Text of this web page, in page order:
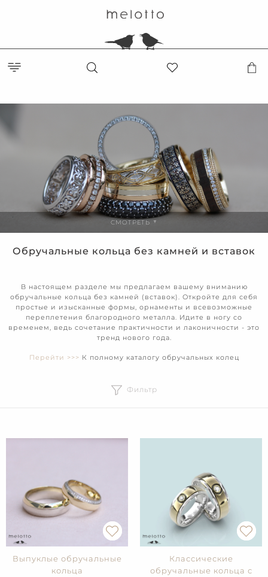
СМОТРЕТЬ ▼
Обручальные кольца без камней и вставок
В настоящем разделе мы предлагаем вашему вниманию
обручальные кольца без камней (вставок). Откройте для себя
простые и изысканные формы, орнаменты и всевозможные
переплетения благородного металла. Идите в ногу со
временем, ведь сочетание практичности и лаконичности - это
тренд нового года.
Перейти >>> К полному каталогу обручальных колец
Фильтр
Выпуклые обручальные
кольца
Классические
обручальные кольца с